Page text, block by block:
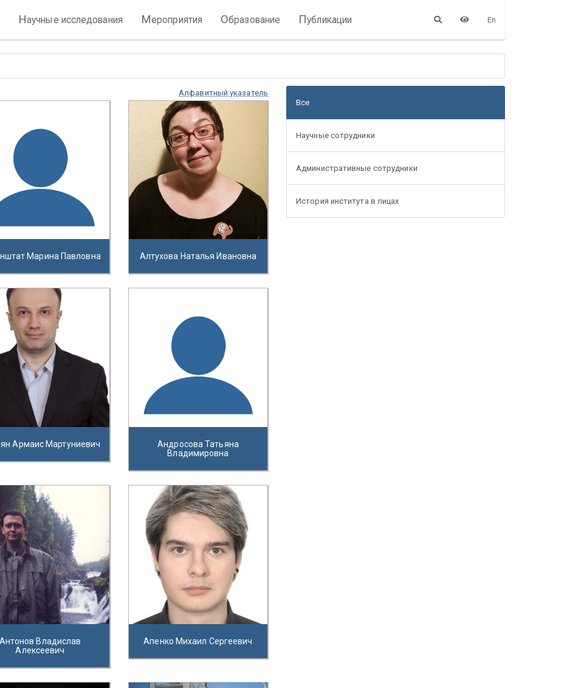
Научные исследования Мероприятия Образование Публикации En
Алфавитный указатель
Марина Павловна Алтухова Наталья Ивановна
Армаис Мартуниевич
Андросова Татьяна
Владимировна
Антонов Владислав
Алексеевич
Апенко Михаил Сергеевич
Все
Научные сотрудники
Административные сотрудники
История института в лицах